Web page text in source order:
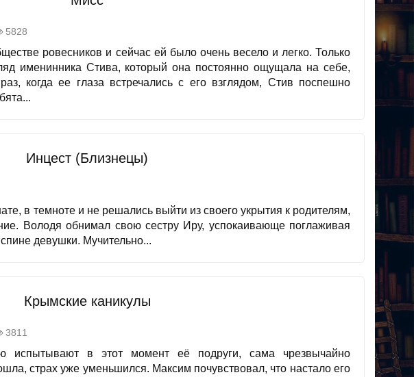
5828
ровесников и сейчас ей было очень весело и легко. Только
именинника Стива, который она постоянно ощущала на себе,
когда ее глаза встречались с его взглядом, Стив поспешно
Инцест (Близнецы)
в темноте и не решались выйти из своего укрытия к родителям,
Володя обнимал свою сестру Иру, успокаивающе поглаживая
девушки. Мучительно...
Крымские каникулы
3811
испытывают в этот момент её подруги, сама чрезвычайно
страх уже уменьшился. Максим почувствовал, что настало его